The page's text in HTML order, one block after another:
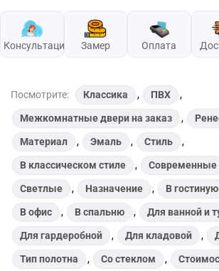
Консультация Замер Оплата
Посмотрите: Классика , ПВХ ,
Межкомнатные двери на заказ ,
Материал , Эмаль , Стиль ,
В классическом стиле , Современные
Светлые , Назначение , В гостиную
В офис , В спальню , Для ванной и
Для гардеробной , Для кладовой ,
Тип полотна , Со стеклом ,